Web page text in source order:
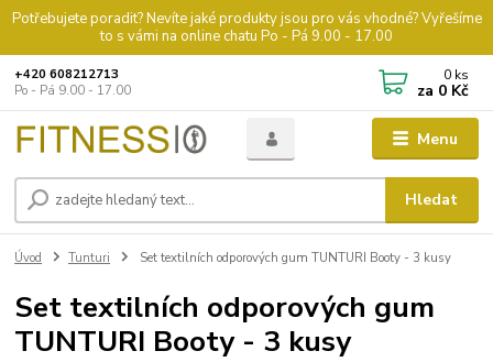
Potřebujete poradit? Nevíte jaké produkty jsou pro vás vhodné? Vyřešíme
to s vámi na online chatu Po - Pá 9.00 - 17.00
Menu
Hledat
+420 608212713
Po - Pá 9.00 - 17.00
0 ks
za 0 Kč
Úvod Tunturi Set textilních odporových gum TUNTURI Booty - 3 kusy
Set textilních odporových gum
TUNTURI Booty - 3 kusy